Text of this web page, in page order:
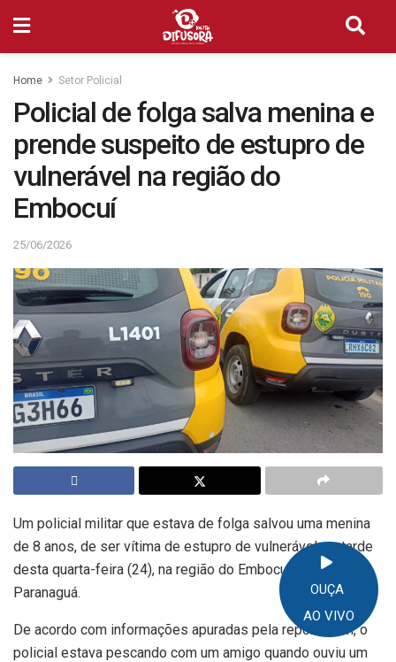
OUÇA
AO VIVO
Home Setor Policial
Policial de folga salva menina e
prende suspeito de estupro de
vulnerável na região do
Embocuí
25/06/2026
Um policial militar que estava de folga salvou uma menina
de 8 anos, de ser vítima de estupro de vulnerável, na tarde
desta quarta-feira (24), na região do Embocuí, em
Paranaguá.
De acordo com informações apuradas pela reportagem, o
policial estava pescando com um amigo quando ouviu um